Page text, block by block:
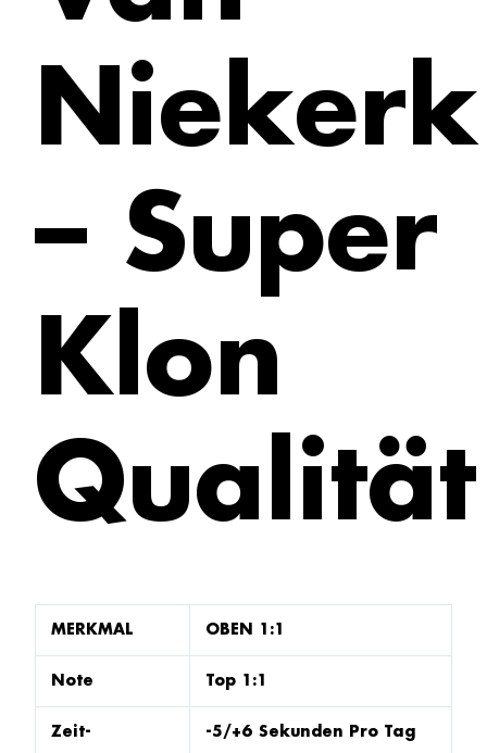
Niekerk
– Super
Klon
Qualität
MERKMAL OBEN 1:1
Note Top 1:1
Zeit-
-5/+6 Sekunden Pro Tag